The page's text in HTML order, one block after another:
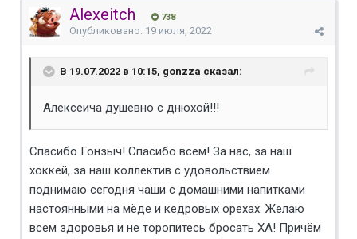
Alexeitch 738
Опубликовано: 19 июля, 2022
В 19.07.2022 в 10:15, gonzza сказал:
Алексеича душевно с днюхой!!!
Спасибо Гонзыч! Спасибо всем! За нас, за наш
хоккей, за наш коллектив с удовольствием
поднимаю сегодня чаши с домашними напитками
настоянными на мёде и кедровых орехах. Желаю
всем здоровья и не торопитесь бросать ХА! Причём